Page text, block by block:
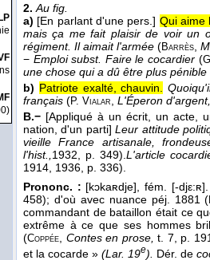
2. Au fig.
a) [En parlant d'une pers.] Qui aime
mais ça me fait plaisir de voir un
régiment. Il aimait l'armée (Barrès
− Emploi subst. Faire le cocardier (
une chose qui a dû être plus
b) Patriote exalté, chauvin.
français (P. Vialar L'Éperon d'argent,
B.− [Appliqué à un écrit, un acte,
nation, d'un parti] Leur attitude
vieille France artisanale,
l'hist., 1932 , p. 349).L'article
1914 , 1936 , p. 336).
Prononc. : [kɔkaʀdje], fém. [-djε:ʀ].
458); d'où avec nuance péj. 1881 (
commandant de bataillon était ce
extrême à ce que ses hommes
(Coppée Contes en prose, t. 7, p.
et la cocarde » (Lar. 19e). Dér. de